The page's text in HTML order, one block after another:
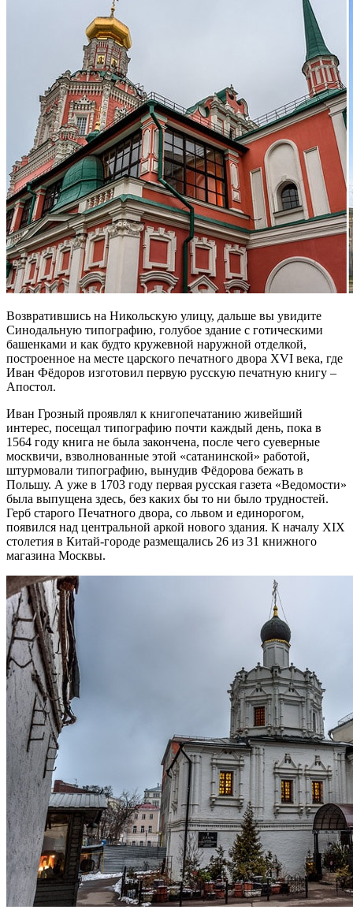
Возвратившись на Никольскую улицу, дальше вы увидите
Синодальную типографию, голубое здание с готическими
башенками и как будто кружевной наружной отделкой,
построенное на месте царского печатного двора XVI века, где
Иван Фёдоров изготовил первую русскую печатную книгу –
Апостол.
Иван Грозный проявлял к книгопечатанию живейший
интерес, посещал типографию почти каждый день, пока в
1564 году книга не была закончена, после чего суеверные
москвичи, взволнованные этой «сатанинской» работой,
штурмовали типографию, вынудив Фёдорова бежать в
Польшу. А уже в 1703 году первая русская газета «Ведомости»
была выпущена здесь, без каких бы то ни было трудностей.
Герб старого Печатного двора, со львом и единорогом,
появился над центральной аркой нового здания. К началу XIX
столетия в Китай-городе размещались 26 из 31 книжного
магазина Москвы.